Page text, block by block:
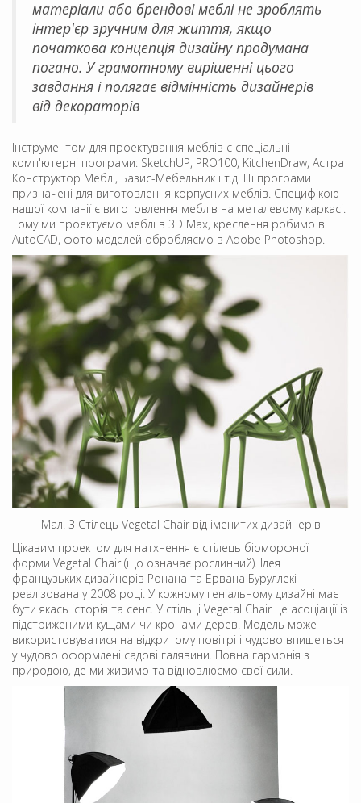
матеріали або брендові меблі не зроблять
інтер'єр зручним для життя, якщо
початкова концепція дизайну продумана
погано. У грамотному вирішенні цього
завдання і полягає відмінність дизайнерів
від декораторів
Інструментом для проектування меблів є спеціальні
комп'ютерні програми: SketchUP, PRO100, KitchenDraw, Астра
Конструктор Меблі, Базис-Мебельник і т.д. Ці програми
призначені для виготовлення корпусних меблів. Специфікою
нашої компанії є виготовлення меблів на металевому каркасі.
Тому ми проектуємо меблі в 3D Max, креслення робимо в
AutoCAD, фото моделей обробляємо в Adobe Photoshop.
Мал. 3 Стілець Vegetal Chair від іменитих дизайнерів
Цікавим проектом для натхнення є стілець біоморфної
форми Vegetal Chair (що означає рослинний). Ідея
французьких дизайнерів Ронана та Ервана Буруллекі
реалізована у 2008 році. У кожному геніальному дизайні має
бути якась історія та сенс. У стільці Vegetal Chair це асоціації із
підстриженими кущами чи кронами дерев. Модель може
використовуватися на відкритому повітрі і чудово впишеться
у чудово оформлені садові галявини. Повна гармонія з
природою, де ми живимо та відновлюємо свої сили.